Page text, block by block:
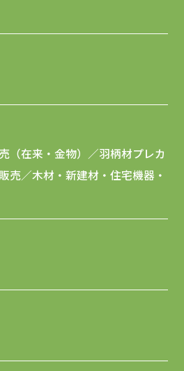
（在来・金物）／羽柄材プレカ
売／木材・新建材・住宅機器・